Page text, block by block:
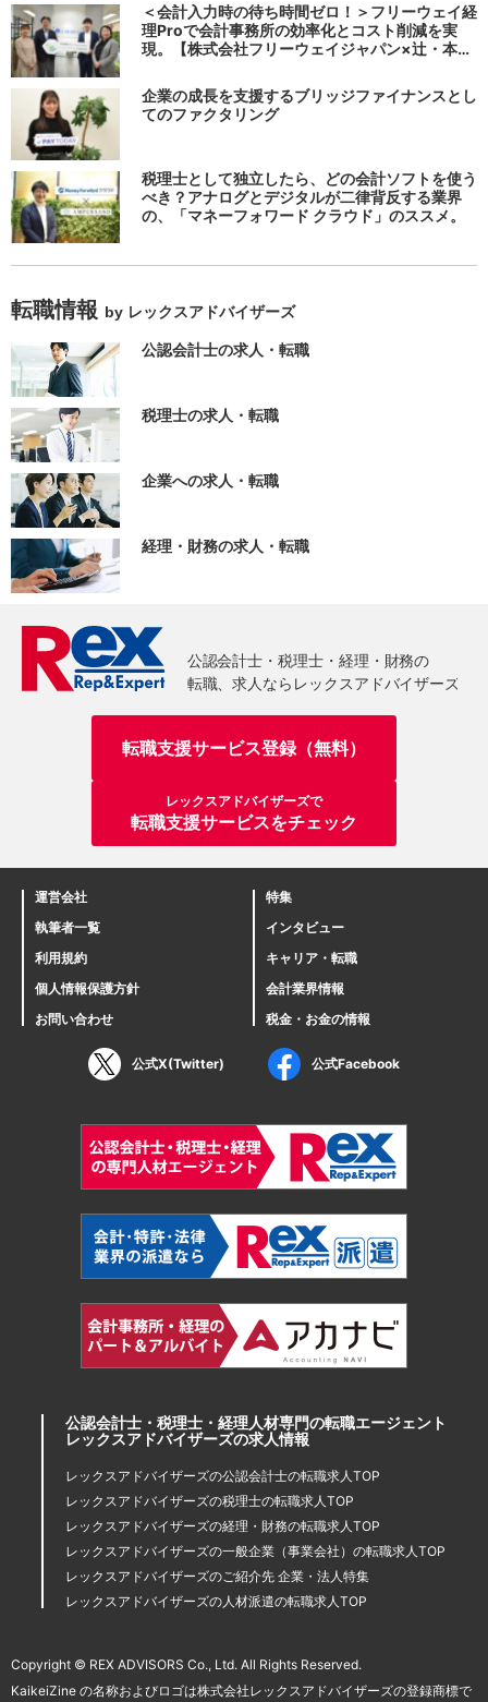
＜会計入力時の待ち時間ゼロ！＞フリーウェイ経
理Proで会計事務所の効率化とコスト削減を実
現。【株式会社フリーウェイジャパン×辻・本郷
企業の成長を支援するブリッジファイナンスとし
てのファクタリング
税理士として独立したら、どの会計ソフトを使う
べき？アナログとデジタルが二律背反する業界
の、「マネーフォワード クラウド」のススメ。
転職情報 by レックスアドバイザーズ
公認会計士の求人・転職
税理士の求人・転職
企業への求人・転職
経理・財務の求人・転職
転職支援サービス登録（無料）
レックスアドバイザーズで
転職支援サービスをチェック
運営会社
執筆者一覧
利用規約
個人情報保護方針
お問い合わせ
特集
インタビュー
キャリア・転職
会計業界情報
税金・お金の情報
公式X(Twitter) 公式Facebook
公認会計士・税理士・経理人材専門の転職エージェント
レックスアドバイザーズの求人情報
レックスアドバイザーズの公認会計士の転職求人TOP
レックスアドバイザーズの税理士の転職求人TOP
レックスアドバイザーズの経理・財務の転職求人TOP
レックスアドバイザーズの一般企業（事業会社）の転職求人TOP
レックスアドバイザーズのご紹介先 企業・法人特集
レックスアドバイザーズの人材派遣の転職求人TOP
Copyright © REX ADVISORS Co., Ltd. All Rights Reserved.
KaikeiZine の名称およびロゴは株式会社レックスアドバイザーズの登録商標で